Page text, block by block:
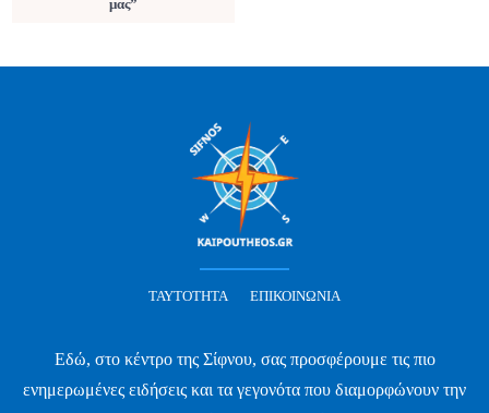
μας”
ΤΑΥΤΌΤΗΤΑ ΕΠΙΚΟΙΝΩΝΊΑ
Εδώ, στο κέντρο της Σίφνου, σας προσφέρουμε τις πιο
ενημερωμένες ειδήσεις και τα γεγονότα που διαμορφώνουν την